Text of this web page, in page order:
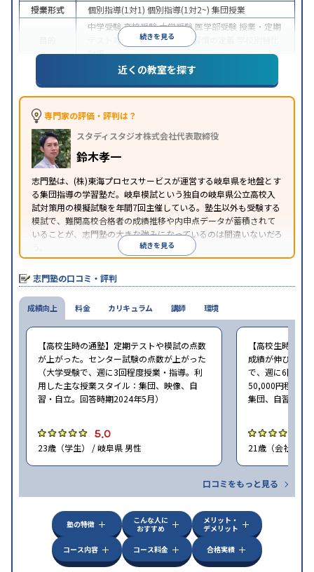
続きを見る
授業形式
個別指導(1対1) 個別指導(1対2~) 集団授業
中学受験高校受験大学受験 医学部受験 授業・定期
テスト対策
内申点対策 学習習慣の定着
対策
入塾に学力基準あり季節講習のみの受講可
※2024年6月調査。大学受験塾・予備校のアンケート調査方法を参照
近くの教室を探す
専門家の評価・評判は？
スタディスタジオ株式会社代表取締役
鈴木孝一
志門塾は、(株)東海プロセスサービスが運営する岐阜県を地盤とす
る集団指導の学習塾だ。岐阜模試という独自の岐阜県公立高校入
試対策用の模擬試験を年間7回主催している。塾生以外も受験する
模試で、難関高校合格者の成績推移や内申点データが蓄積されて
いることが、志門塾の大きな強みになっているのは間違いないだろ
続きを見る
志門塾の口コミ・評判
成績向上
【高校生時の通塾】定期テストや模試の点数
が上がった。センター試験の点数が上がった
（大学受験で、週に3回程度授業・指導。利
用した主な授業スタイル：集団、映像、自
習・自立。回答時期2024年5月）
5.0
23歳（学生） / 岐阜県 男性
【高校生時の通
成績が伸びた。
で、週に6回程
50,000円程度。
集団、自習・自
21歳（会社員<
口コミをもっと見る
料金 カリキュラム 講師 環境
塾の特徴
こんな人に
おすすめ
メリット・
デメリット
コース内容
コース料金 合格実績